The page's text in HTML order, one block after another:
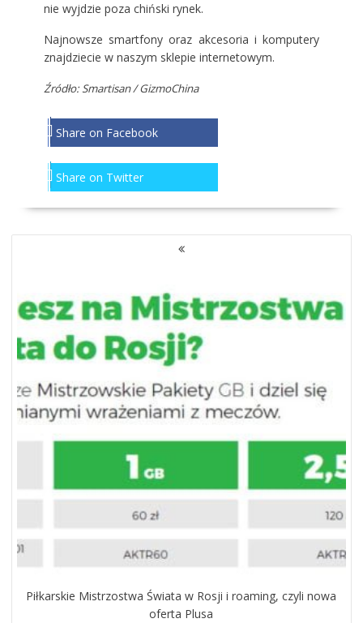
nie wyjdzie poza chiński rynek.
Najnowsze smartfony oraz akcesoria i komputery
znajdziecie w naszym sklepie internetowym.
Źródło: Smartisan / GizmoChina
Share on Facebook
Share on Twitter
NAWIGACJA
Piłkarskie Mistrzostwa Świata w Rosji i roaming, czyli nowa
oferta Plusa